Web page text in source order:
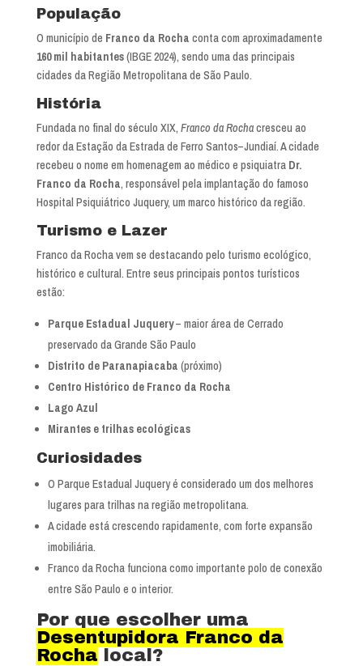
População
O município de Franco da Rocha conta com aproximadamente
160 mil habitantes(IBGE 2024), sendo uma das principais
cidades da Região Metropolitana de São Paulo.
História
Fundada no final do século XIX, Franco da Rochacresceu ao
redor da Estação da Estrada de Ferro Santos–Jundiaí. A cidade
recebeu o nome em homenagem ao médico e psiquiatra Dr.
Franco da Rocha, responsável pela implantação do famoso
Hospital Psiquiátrico Juquery, um marco histórico da região.
Turismo e Lazer
Franco da Rocha vem se destacando pelo turismo ecológico,
histórico e cultural. Entre seus principais pontos turísticos
estão:
Parque Estadual Juquery– maior área de Cerrado
preservado da Grande São Paulo
Distrito de Paranapiacaba (próximo)
Centro Histórico de Franco da Rocha
Lago Azul
Mirantes e trilhas ecológicas
Curiosidades
O Parque Estadual Juquery é considerado um dos melhores
lugares para trilhas na região metropolitana.
A cidade está crescendo rapidamente, com forte expansão
imobiliária.
Franco da Rocha funciona como importante polo de conexão
entre São Paulo e o interior.
Por que escolher uma
Desentupidora Franco da
Rocha local?